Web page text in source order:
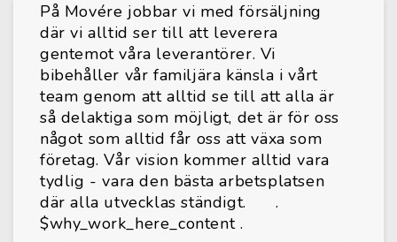
På Movére jobbar vi med försäljning
där vi alltid ser till att leverera
gentemot våra leverantörer. Vi
bibehåller vår familjära känsla i vårt
team genom att alltid se till att alla är
så delaktiga som möjligt, det är för oss
något som alltid får oss att växa som
företag. Vår vision kommer alltid vara
tydlig - vara den bästa arbetsplatsen
där alla utvecklas ständigt. .
$why_work_here_content .